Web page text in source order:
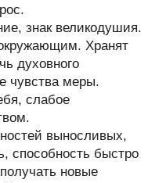
знак великодушия.
Хранят
духовного
чувства меры.
слабое
выносливых,
способность быстро
новые